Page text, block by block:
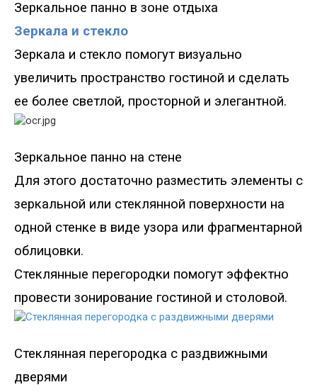
Зеркальное панно в зоне отдыха
Зеркала и стекло
Зеркала и стекло помогут визуально
увеличить пространство гостиной и сделать
ее более светлой, просторной и элегантной.
Зеркальное панно на стене
Для этого достаточно разместить элементы с
зеркальной или стеклянной поверхности на
одной стенке в виде узора или фрагментарной
облицовки.
Стеклянные перегородки помогут эффектно
провести зонирование гостиной и столовой.
Стеклянная перегородка с раздвижными
дверями